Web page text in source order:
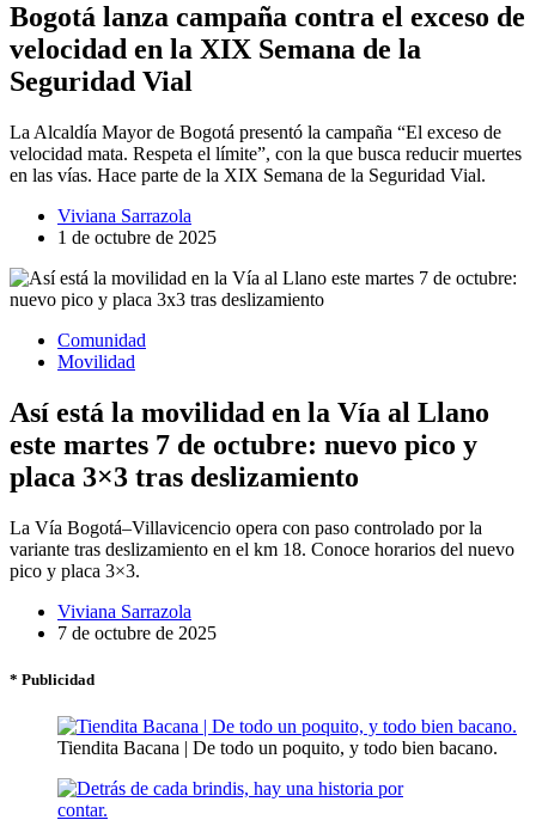
Bogotá lanza campaña contra el exceso de
velocidad en la XIX Semana de la
Seguridad Vial
La Alcaldía Mayor de Bogotá presentó la campaña “El exceso de
velocidad mata. Respeta el límite”, con la que busca reducir muertes
en las vías. Hace parte de la XIX Semana de la Seguridad Vial.
Viviana Sarrazola
1 de octubre de 2025
Comunidad
Movilidad
Así está la movilidad en la Vía al Llano
este martes 7 de octubre: nuevo pico y
placa 3×3 tras deslizamiento
La Vía Bogotá–Villavicencio opera con paso controlado por la
variante tras deslizamiento en el km 18. Conoce horarios del nuevo
pico y placa 3×3.
Viviana Sarrazola
7 de octubre de 2025
* Publicidad
Tiendita Bacana | De todo un poquito, y todo bien bacano.